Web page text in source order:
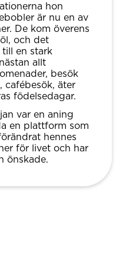
hon
är nu en av
De kom överens
och det
en stark
allt
besök
cafébesök, äter
födelsedagar.
var en aning
en plattform som
hennes
för livet och har
önskade.